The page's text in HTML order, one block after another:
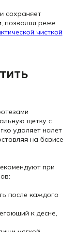
сохраняет
позволяя реже
чисткой
щетку с
удаляет налет
на базисе
при
после каждого
к десне,